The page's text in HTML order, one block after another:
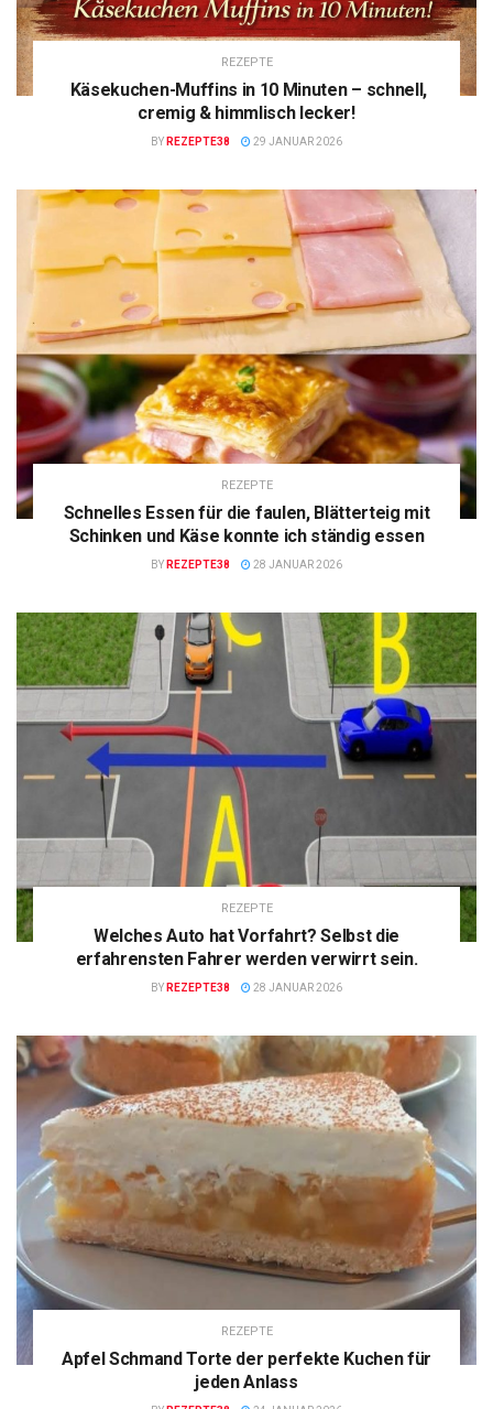
REZEPTE
Käsekuchen-Muffins in 10 Minuten – schnell,
cremig & himmlisch lecker!
BY REZEPTE38 29 JANUAR 2026
REZEPTE
Schnelles Essen für die faulen, Blätterteig mit
Schinken und Käse konnte ich ständig essen
BY REZEPTE38 28 JANUAR 2026
REZEPTE
Welches Auto hat Vorfahrt? Selbst die
erfahrensten Fahrer werden verwirrt sein.
BY REZEPTE38 28 JANUAR 2026
REZEPTE
Apfel Schmand Torte der perfekte Kuchen für
jeden Anlass